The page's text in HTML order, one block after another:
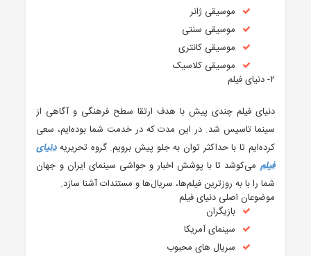
موسیقی ژانر
موسیقی سنتی
موسیقی کانتری
موسیقی کلاسیک
۲- دنیای فیلم
دنیای فیلم چندی پیش با هدف ارتقا سطح فرهنگی و آگاهی از
سینما تاسیس شد. در این مدت که در خدمت شما بوده‌ایم، سعی
کرده‌ایم تا با حداکثر توان به جلو پیش برویم. گروه تحریریهدنیای
فیلم می‌کوشد تا با پوشش اخبار و حواشی سینمای ایران و جهان
شما را با به روزترین فیلم‌ها، سریال‌ها و مستندات آشنا سازد.
موضوعان اصلی دنیای فیلم
بازیگران
سینمای آمریکا
سریال های محبوب